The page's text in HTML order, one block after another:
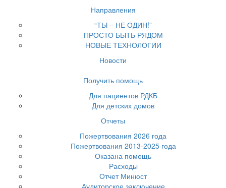
Направления
“ТЫ – НЕ ОДИН!”
ПРОСТО БЫТЬ РЯДОМ
НОВЫЕ ТЕХНОЛОГИИ
Новости
Получить помощь
Для пациентов РДКБ
Для детских домов
Отчеты
Пожертвования 2026 года
Пожертвования 2013-2025 года
Оказана помощь
Расходы
Отчет Минюст
Аудиторское заключение